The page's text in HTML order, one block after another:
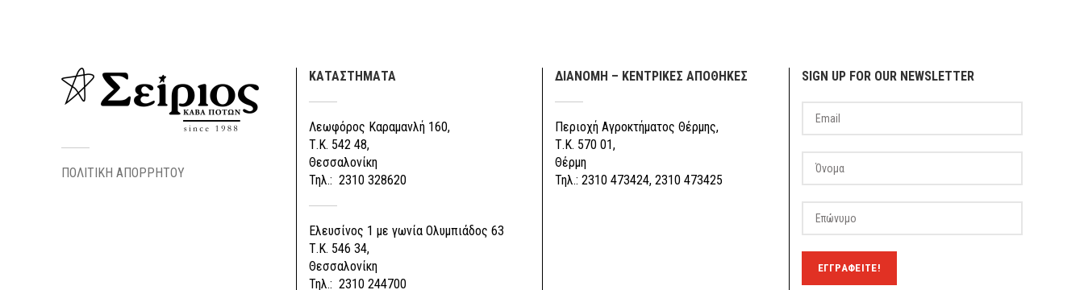
ΠΟΛΙΤΙΚΗ ΑΠΟΡΡΗΤΟΥ
ΚΑΤΑΣΤΗΜΑΤΑ
Λεωφόρος Καραμανλή 160,
Τ.Κ. 542 48,
Θεσσαλονίκη
Τηλ.: 2310 328620
Ελευσίνος 1 με γωνία Ολυμπιάδος 63
Τ.Κ. 546 34,
Θεσσαλονίκη
Τηλ.: 2310 244700
ΔΙΑΝΟΜΗ – ΚΕΝΤΡΙΚΕΣ ΑΠΟΘΗΚΕΣ
Περιοχή Αγροκτήματος Θέρμης,
Τ.Κ. 570 01,
Θέρμη
Τηλ.: 2310 473424, 2310 473425
SIGN UP FOR OUR NEWSLETTER